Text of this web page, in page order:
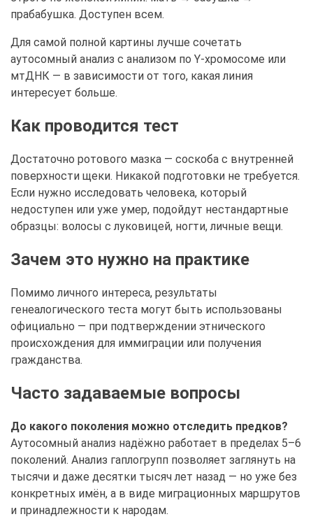
прабабушка. Доступен всем.
Для самой полной картины лучше сочетать
аутосомный анализ с анализом по Y-хромосоме или
мтДНК — в зависимости от того, какая линия
интересует больше.
Как проводится тест
Достаточно ротового мазка — соскоба с внутренней
поверхности щеки. Никакой подготовки не требуется.
Если нужно исследовать человека, который
недоступен или уже умер, подойдут нестандартные
образцы: волосы с луковицей, ногти, личные вещи.
Зачем это нужно на практике
Помимо личного интереса, результаты
генеалогического теста могут быть использованы
официально — при подтверждении этнического
происхождения для иммиграции или получения
гражданства.
Часто задаваемые вопросы
До какого поколения можно отследить предков?
Аутосомный анализ надёжно работает в пределах 5–6
поколений. Анализ гаплогрупп позволяет заглянуть на
тысячи и даже десятки тысяч лет назад — но уже без
конкретных имён, а в виде миграционных маршрутов
и принадлежности к народам.